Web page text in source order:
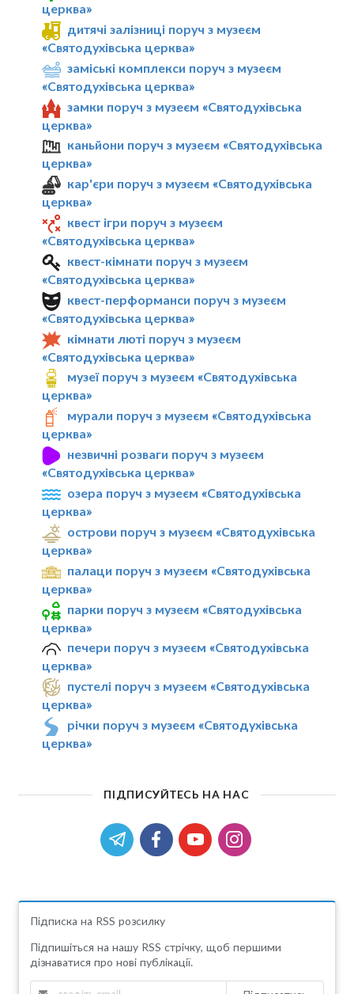
церква»
дитячі залізниці поруч з музеєм
«Святодухівська церква»
заміські комплекси поруч з музеєм
«Святодухівська церква»
замки поруч з музеєм «Святодухівська
церква»
каньйони поруч з музеєм «Святодухівська
церква»
кар'єри поруч з музеєм «Святодухівська
церква»
квест ігри поруч з музеєм
«Святодухівська церква»
квест-кімнати поруч з музеєм
«Святодухівська церква»
квест-перформанси поруч з музеєм
«Святодухівська церква»
кімнати люті поруч з музеєм
«Святодухівська церква»
музеї поруч з музеєм «Святодухівська
церква»
мурали поруч з музеєм «Святодухівська
церква»
незвичні розваги поруч з музеєм
«Святодухівська церква»
озера поруч з музеєм «Святодухівська
церква»
острови поруч з музеєм «Святодухівська
церква»
палаци поруч з музеєм «Святодухівська
церква»
парки поруч з музеєм «Святодухівська
церква»
печери поруч з музеєм «Святодухівська
церква»
пустелі поруч з музеєм «Святодухівська
церква»
річки поруч з музеєм «Святодухівська
церква»
ПІДПИСУЙТЕСЬ НА НАС
Підписка на RSS розсилку
Підпишіться на нашу RSS стрічку, щоб першими
дізнаватися про нові публікації.